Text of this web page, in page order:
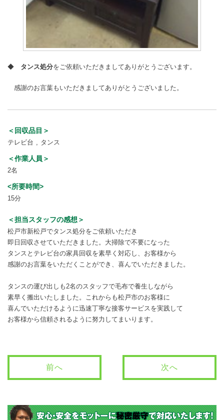
◆ タンス処分をご依頼いただきましてありがとうございます。
感謝のお言葉もいただきましてありがとうございました。
＜回収品目＞
テレビ台 タンス
＜作業人員＞
2名
<所要時間>
15分
＜担当スタッフの感想＞
松戸市新松戸でタンス処分をご依頼いただき
即日回収させていただきました。大掃除で不要になった
タンスとテレビ台の家具回収を素早く対応し、お客様から
感謝のお言葉をいただくことができ、喜んでいただきました。
タンスの運び出しも2名のスタッフで毛布で養生しながら
素早く搬出いたしました。これからも松戸市のお客様に
喜んでいただけるように迅速丁寧な接客サービスを実践して
お客様から信頼されるように努力してまいります。
前へ 次へ